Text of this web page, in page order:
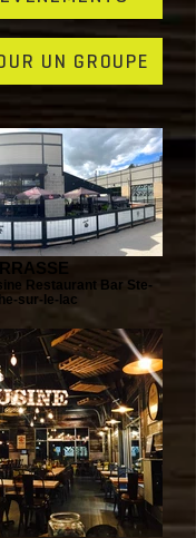
UN GROUPE
Restaurant Bar Ste-
sur-le-lac